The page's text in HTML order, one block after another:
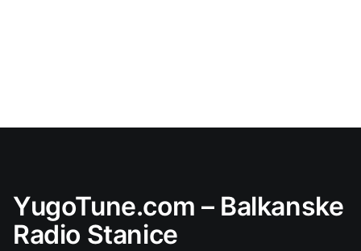
YugoTune.com – Balkanske
Radio Stanice